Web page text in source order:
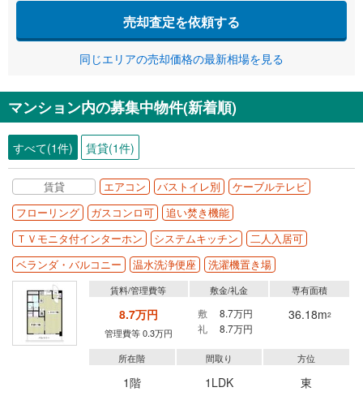
売却査定を依頼する
同じエリアの売却価格の最新相場を見る
マンション内の募集中物件(新着順)
すべて(1件) 賃貸(1件)
賃貸 エアコン バストイレ別
ケーブルテレビ
フローリング
ガスコンロ可
追い焚き機能
ＴＶモニタ付インターホン
システムキッチン
二人入居可
ベランダ・バルコニー
温水洗浄便座 洗濯機置き場
賃料/管理費等
8.7万円
管理費等 0.3万円
敷金/礼金
敷
8.7万円
礼
8.7万円
専有面積
36.18m2
所在階
1階
間取り
1LDK
方位
東